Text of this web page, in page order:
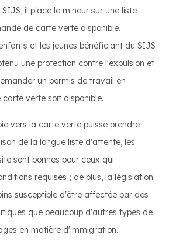
il place le mineur sur une liste
de carte verte disponible.
et les jeunes bénéficiant du SIJS
une protection contre l'expulsion et
un permis de travail en
verte soit disponible.
vers la carte verte puisse prendre
de la longue liste d'attente, les
sont bonnes pour ceux qui
requises ; de plus, la législation
susceptible d'être affectée par des
que beaucoup d'autres types de
en matière d'immigration.